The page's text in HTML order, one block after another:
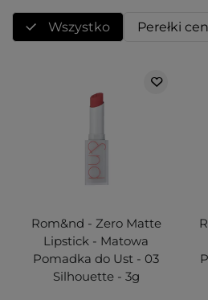
Wszystko Perełki
Rom&nd - Zero Matte
Lipstick - Matowa
Pomadka do Ust - 03
Silhouette - 3g